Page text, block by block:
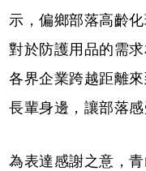
示，偏鄉部落高齡
對於防護用品的需
各界企業跨越距離
長輩身邊，讓部落
為表達感謝之意，